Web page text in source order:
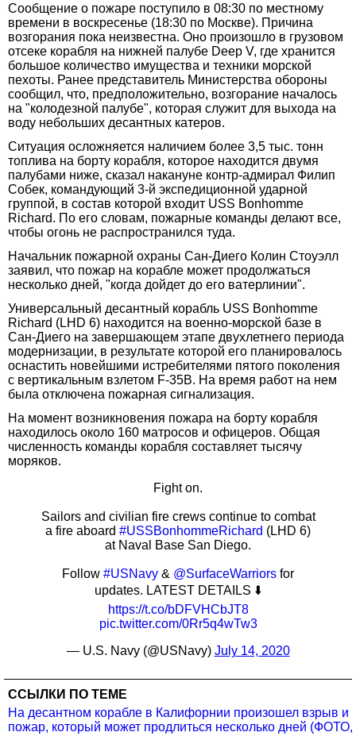
Сообщение о пожаре поступило в 08:30 по местному
времени в воскресенье (18:30 по Москве). Причина
возгорания пока неизвестна. Оно произошло в грузовом
отсеке корабля на нижней палубе Deep V, где хранится
большое количество имущества и техники морской
пехоты. Ранее представитель Министерства обороны
сообщил, что, предположительно, возгорание началось
на "колодезной палубе", которая служит для выхода на
воду небольших десантных катеров.
Ситуация осложняется наличием более 3,5 тыс. тонн
топлива на борту корабля, которое находится двумя
палубами ниже, сказал накануне контр-адмирал Филип
Собек, командующий 3-й экспедиционной ударной
группой, в состав которой входит USS Bonhomme
Richard. По его словам, пожарные команды делают все,
чтобы огонь не распространился туда.
Начальник пожарной охраны Сан-Диего Колин Стоуэлл
заявил, что пожар на корабле может продолжаться
несколько дней, "когда дойдет до его ватерлинии".
Универсальный десантный корабль USS Bonhomme
Richard (LHD 6) находится на военно-морской базе в
Сан-Диего на завершающем этапе двухлетнего периода
модернизации, в результате которой его планировалось
оснастить новейшими истребителями пятого поколения
с вертикальным взлетом F-35B. На время работ на нем
была отключена пожарная сигнализация.
На момент возникновения пожара на борту корабля
находилось около 160 матросов и офицеров. Общая
численность команды корабля составляет тысячу
моряков.
Fight on.
Sailors and civilian fire crews continue to combat
a fire aboard #USSBonhommeRichard (LHD 6)
at Naval Base San Diego.
Follow #USNavy & @SurfaceWarriors for
updates. LATEST DETAILS ⬇️
https://t.co/bDFVHCbJT8
pic.twitter.com/0Rr5q4wTw3
— U.S. Navy (@USNavy) July 14, 2020
ССЫЛКИ ПО ТЕМЕ
На десантном корабле в Калифорнии произошел взрыв и
пожар, который может продлиться несколько дней (ФОТО,